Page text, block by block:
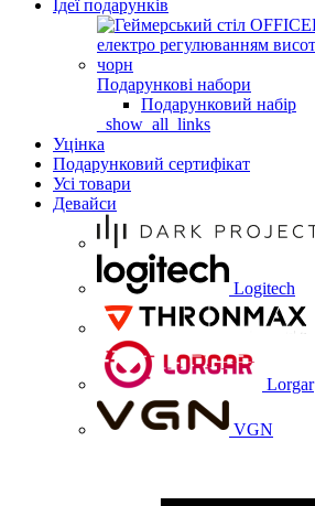
Ідеї подарунків
Подарункові набори
Подарунковий набір
_show_all_links
Уцінка
Подарунковий сертифікат
Усі товари
Девайси
Logitech
Lorgar
VGN